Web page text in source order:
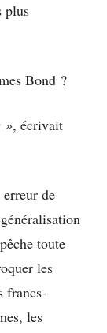
plus
Bond ?
», écrivait
de
toute
les
francs-
les